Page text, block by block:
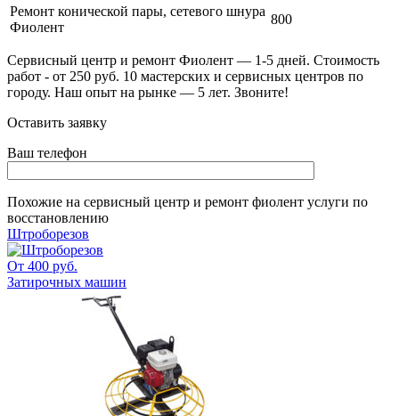
Ремонт конической пары, сетевого шнура
Фиолент
800
Сервисный центр и ремонт Фиолент — 1-5 дней. Стоимость
работ - от 250 руб. 10 мастерских и сервисных центров по
городу. Наш опыт на рынке — 5 лет. Звоните!
Оставить заявку
Ваш телефон
Похожие на сервисный центр и ремонт фиолент услуги по
восстановлению
Штроборезов
От 400 руб.
Затирочных машин